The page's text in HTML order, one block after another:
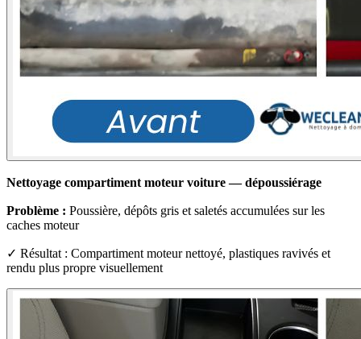
Nettoyage compartiment moteur voiture — dépoussiérage
Problème : Poussière, dépôts gris et saletés accumulées sur les
caches moteur
✓ Résultat : Compartiment moteur nettoyé, plastiques ravivés et
rendu plus propre visuellement